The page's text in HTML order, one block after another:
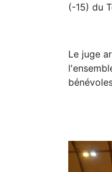
(-15) du
Le juge